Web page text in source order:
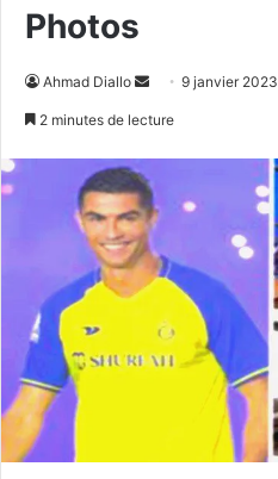
Photos
Ahmad Diallo
Envoyer9 janvier 2023
2 minutes de lecture